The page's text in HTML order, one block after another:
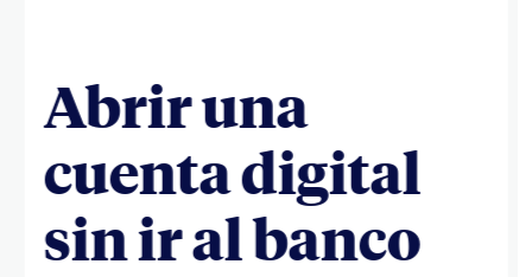
Abrir una
cuenta digital
sin ir al banco